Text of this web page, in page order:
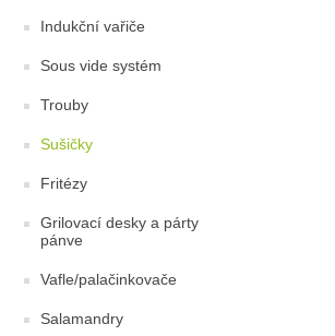
Indukční vařiče
Sous vide systém
Trouby
Sušičky
Fritézy
Grilovací desky a párty
pánve
Vafle/palačinkovače
Salamandry